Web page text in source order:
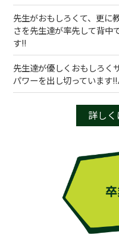
先生がおもしろくて、更に
さを先生達が率先して背中
す!!
先生達が優しくおもしろく
パワーを出し切っています
詳しく